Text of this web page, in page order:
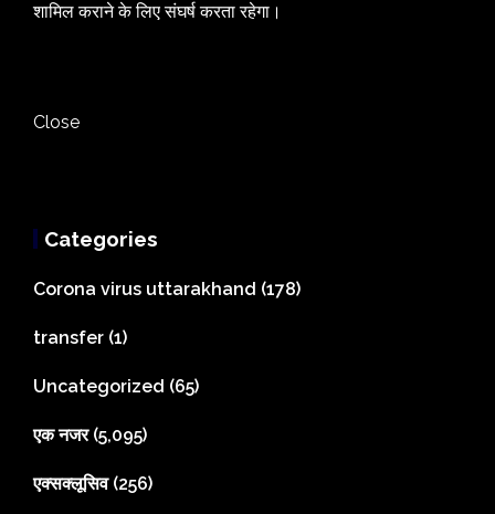
शामिल कराने के लिए संघर्ष करता रहेगा।
Close
Categories
Corona virus uttarakhand (178)
transfer (1)
Uncategorized (65)
एक नजर(5,095)
एक्सक्लूसिव(256)